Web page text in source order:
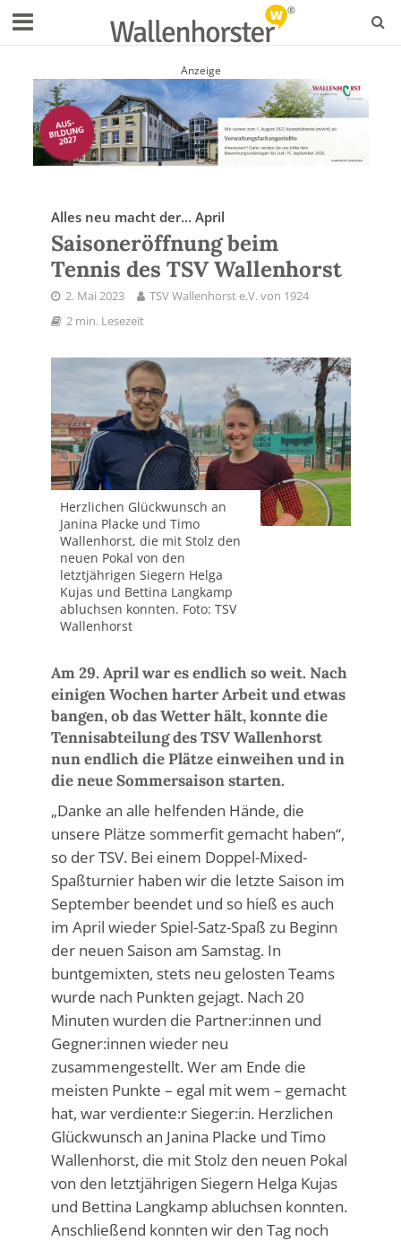
Anzeige
Alles neu macht der… April
Saisoneröffnung beim
Tennis des TSV Wallenhorst
2. Mai 2023
TSV Wallenhorst e.V. von 1924
2 min. Lesezeit
Herzlichen Glückwunsch an
Janina Placke und Timo
Wallenhorst, die mit Stolz den
neuen Pokal von den
letztjährigen Siegern Helga
Kujas und Bettina Langkamp
abluchsen konnten. Foto: TSV
Wallenhorst
Am 29. April war es endlich so weit. Nach
einigen Wochen harter Arbeit und etwas
bangen, ob das Wetter hält, konnte die
Tennisabteilung des TSV Wallenhorst
nun endlich die Plätze einweihen und in
die neue Sommersaison starten.
„Danke an alle helfenden Hände, die
unsere Plätze sommerfit gemacht haben“,
so der TSV. Bei einem Doppel-Mixed-
Spaßturnier haben wir die letzte Saison im
September beendet und so hieß es auch
im April wieder Spiel-Satz-Spaß zu Beginn
der neuen Saison am Samstag. In
buntgemixten, stets neu gelosten Teams
wurde nach Punkten gejagt. Nach 20
Minuten wurden die Partner:innen und
Gegner:innen wieder neu
zusammengestellt. Wer am Ende die
meisten Punkte – egal mit wem – gemacht
hat, war verdiente:r Sieger:in. Herzlichen
Glückwunsch an Janina Placke und Timo
Wallenhorst, die mit Stolz den neuen Pokal
von den letztjährigen Siegern Helga Kujas
und Bettina Langkamp abluchsen konnten.
Anschließend konnten wir den Tag noch